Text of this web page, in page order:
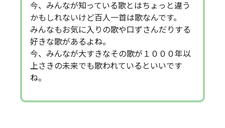
今、みんなが知っている歌とはちょっと違う
かもしれないけど百人一首は歌なんです。
みんなもお気に入りの歌や口ずさんだりする
好きな歌があるよね。
今、みんなが大すきなその歌が１０００年以
上さきの未来でも歌われているといいです
ね。